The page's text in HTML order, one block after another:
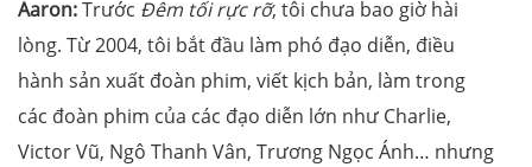
Aaron:Trước Đêm tối rực rỡ, tôi chưa bao giờ hài
lòng. Từ 2004, tôi bắt đầu làm phó đạo diễn, điều
hành sản xuất đoàn phim, viết kịch bản, làm trong
các đoàn phim của các đạo diễn lớn như Charlie,
Victor Vũ, Ngô Thanh Vân, Trương Ngọc Ánh… nhưng